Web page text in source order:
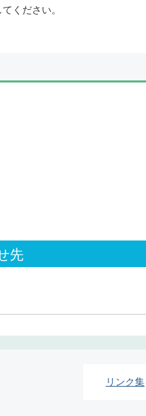
ください。
先
リンク集